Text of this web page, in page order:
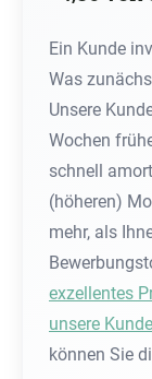
Ein Kunde
Was
Unsere
Wochen
schnell
(höheren)
mehr, als
exzellentes
unsere
können Sie